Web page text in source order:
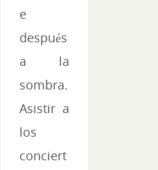
e
después
a la
sombra.
Asistir a
los
conciert